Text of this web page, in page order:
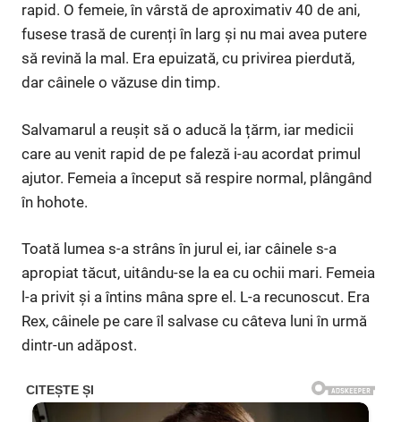
rapid. O femeie, în vârstă de aproximativ 40 de ani,
fusese trasă de curenți în larg și nu mai avea putere
să revină la mal. Era epuizată, cu privirea pierdută,
dar câinele o văzuse din timp.
Salvamarul a reușit să o aducă la țărm, iar medicii
care au venit rapid de pe faleză i-au acordat primul
ajutor. Femeia a început să respire normal, plângând
în hohote.
Toată lumea s-a strâns în jurul ei, iar câinele s-a
apropiat tăcut, uitându-se la ea cu ochii mari. Femeia
l-a privit și a întins mâna spre el. L-a recunoscut. Era
Rex, câinele pe care îl salvase cu câteva luni în urmă
dintr-un adăpost.